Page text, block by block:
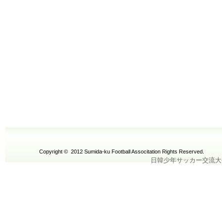
Copyright © 2012 Sumida-ku Football Associtation Rights Reserved.
日韓少年サッカー交流